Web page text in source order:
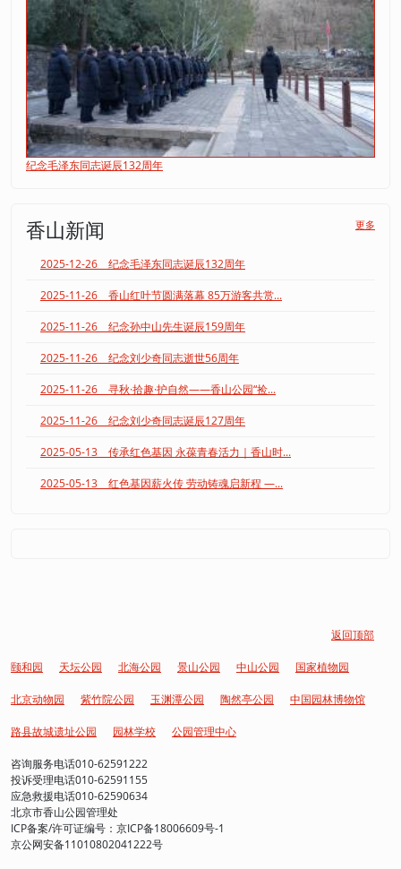
纪念毛泽东同志诞辰132周年
香山新闻 更多
2025-12-26 纪念毛泽东同志诞辰132周年
2025-11-26 香山红叶节圆满落幕 85万游客共赏...
2025-11-26 纪念孙中山先生诞辰159周年
2025-11-26 纪念刘少奇同志逝世56周年
2025-11-26 寻秋·拾趣·护自然——香山公园“捡...
2025-11-26 纪念刘少奇同志诞辰127周年
2025-05-13 传承红色基因 永葆青春活力｜香山时...
2025-05-13 红色基因薪火传 劳动铸魂启新程 —...
返回顶部
颐和园 天坛公园 北海公园 景山公园 中山公园 国家植物园
北京动物园 紫竹院公园 玉渊潭公园 陶然亭公园 中国园林博物馆
路县故城遗址公园 园林学校 公园管理中心
咨询服务电话010-62591222
投诉受理电话010-62591155
应急救援电话010-62590634
北京市香山公园管理处
ICP备案/许可证编号：京ICP备18006609号-1
京公网安备11010802041222号